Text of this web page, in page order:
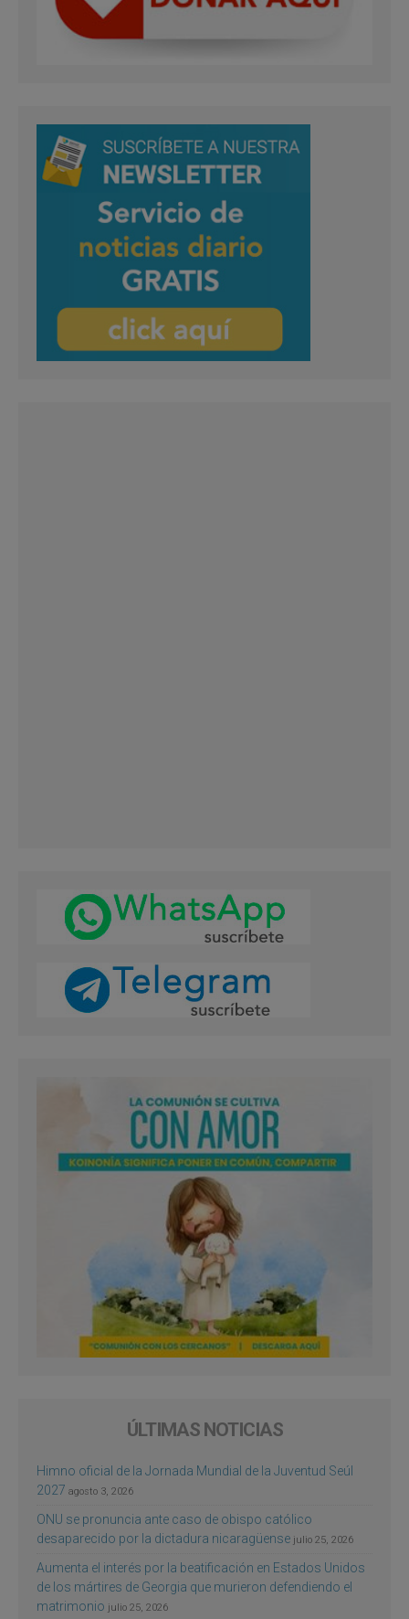
ÚLTIMAS NOTICIAS
Himno oficial de la Jornada Mundial de la Juventud Seúl
2027 agosto 3, 2026
ONU se pronuncia ante caso de obispo católico
desaparecido por la dictadura nicaragüense julio 25, 2026
Aumenta el interés por la beatificación en Estados Unidos
de los mártires de Georgia que murieron defendiendo el
matrimonio julio 25, 2026